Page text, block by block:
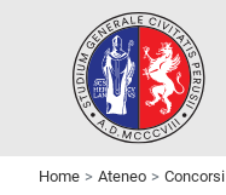
Home Ateneo Concorsi